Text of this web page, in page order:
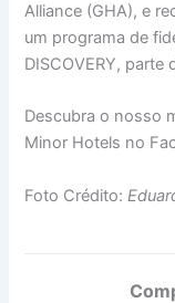
Alliance (GHA), e
um programa de
DISCOVERY, parte
Descubra o nosso
Minor Hotels no
Foto Crédito: